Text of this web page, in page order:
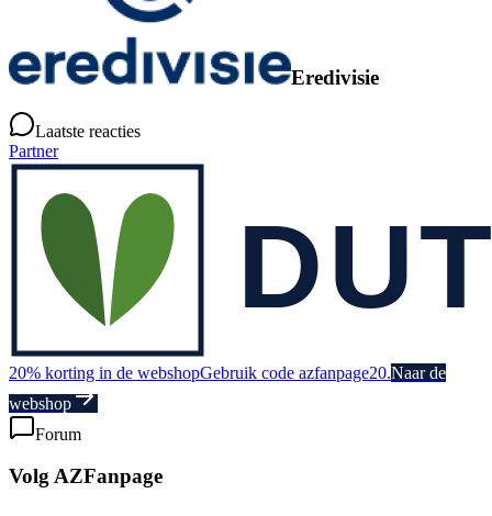
Eredivisie
Laatste reacties
Partner
20% korting in de webshopGebruik code azfanpage20.Naar de
webshop
Forum
Volg AZFanpage